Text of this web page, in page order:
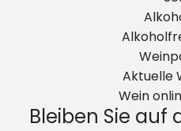
Aktuelle
Wein
Bleiben Sie auf